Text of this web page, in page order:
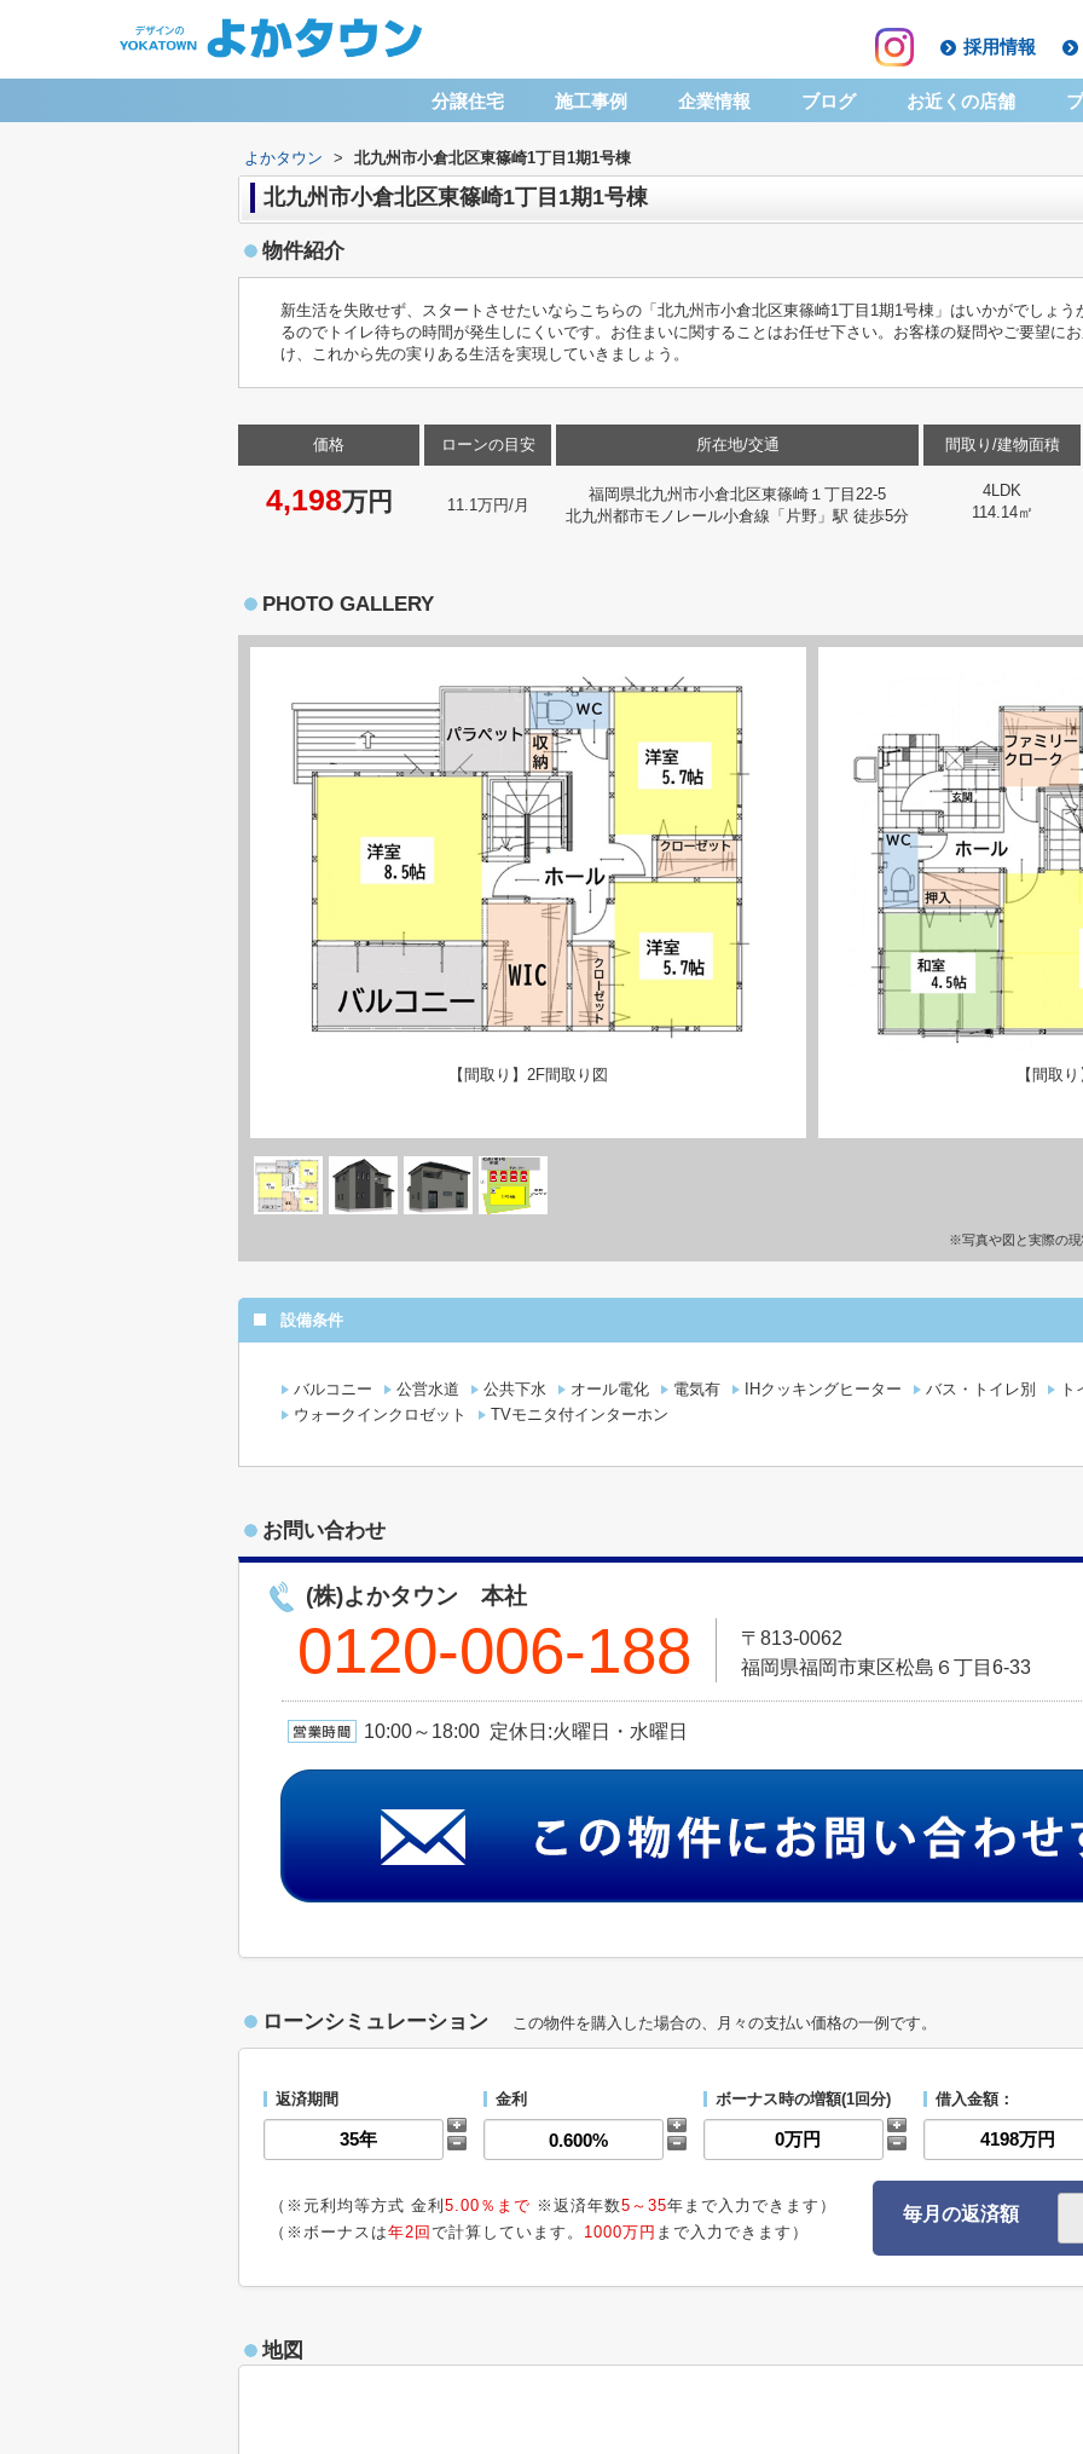
採用情報
分譲住宅 施工事例 企業情報 ブログ お近くの店舗
よかタウン > 北九州市小倉北区東篠崎1丁目1期1号棟
北九州市小倉北区東篠崎1丁目1期1号棟
物件紹介
新生活を失敗せず、スタートさせたいならこちらの「北九州市小倉北区東篠崎1丁目1期1号棟」はいかがでしょ
るのでトイレ待ちの時間が発生しにくいです。お住まいに関することはお任せ下さい。お客様の疑問やご要望に
け、これから先の実りある生活を実現していきましょう。
価格
4,198万円
ローンの目安
11.1万円/月
所在地/交通
福岡県北九州市小倉北区東篠崎１丁目22-5
北九州都市モノレール小倉線「片野」駅 徒歩5分
間取り/建物面積
4LDK
114.14㎡
PHOTO GALLERY
【間取り】2F間取り図 【間取
※写真や図と実際の
設備条件
バルコニー 公営水道 公共下水 オール電化 電気有 IHクッキングヒーター バス・トイレ別
ト
ウォークインクロゼット
TVモニタ付インターホン
お問い合わせ
(株)よかタウン 本社
0120-006-188
〒813-0062
福岡県福岡市東区松島６丁目6-33
10:00～18:00 定休日:火曜日・水曜日
ローンシミュレーション この物件を購入した場合の、月々の支払い価格の一例です。
返済期間 金利 ボーナス時の増額(1回分) 借入金額：
（※元利均等方式 金利 5.00％まで ※返済年数5～35年まで入力できます）
（※ボーナスは年2回 で計算しています。 1000万円 まで入力できます）
毎月の返済額
地図